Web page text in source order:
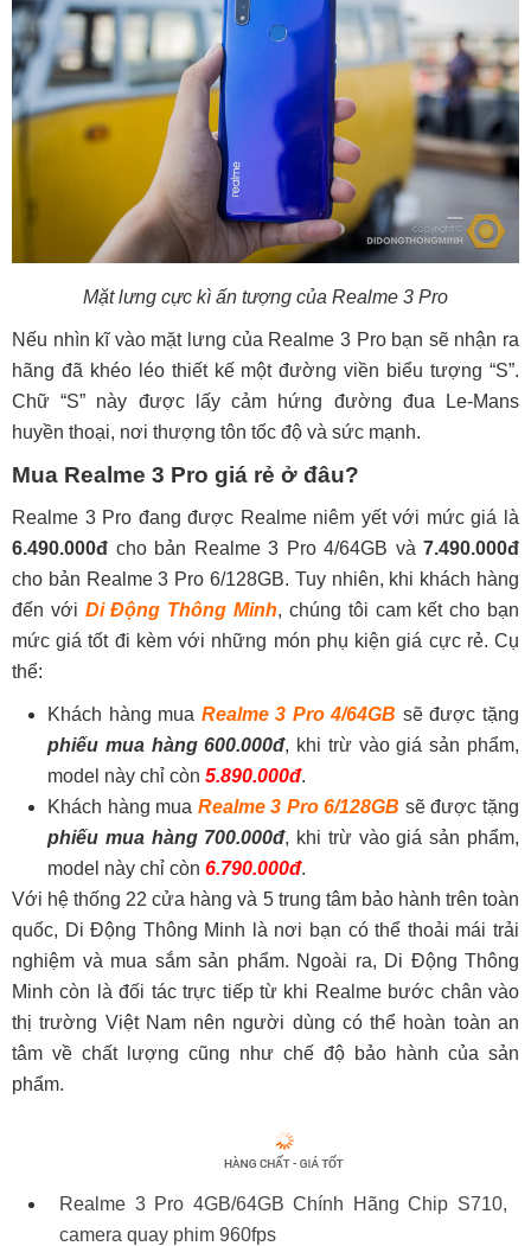
Mặt lưng cực kì ấn tượng của Realme 3 Pro
Nếu nhìn kĩ vào mặt lưng của Realme 3 Pro bạn sẽ nhận ra
hãng đã khéo léo thiết kế một đường viền biểu tượng “S”.
Chữ “S” này được lấy cảm hứng đường đua Le-Mans
huyền thoại, nơi thượng tôn tốc độ và sức mạnh.
Mua Realme 3 Pro giá rẻ ở đâu?
Realme 3 Pro đang được Realme niêm yết với mức giá là
6.490.000đ cho bản Realme 3 Pro 4/64GB và 7.490.000đ
cho bản Realme 3 Pro 6/128GB. Tuy nhiên, khi khách hàng
đến với Di Động Thông Minh, chúng tôi cam kết cho bạn
mức giá tốt đi kèm với những món phụ kiện giá cực rẻ. Cụ
thể:
Khách hàng mua Realme 3 Pro 4/64GB sẽ được tặng
phiếu mua hàng 600.000đ, khi trừ vào giá sản phẩm,
model này chỉ còn 5.890.000đ.
Khách hàng mua Realme 3 Pro 6/128GB sẽ được tặng
phiếu mua hàng 700.000đ, khi trừ vào giá sản phẩm,
model này chỉ còn 6.790.000đ.
Với hệ thống 22 cửa hàng và 5 trung tâm bảo hành trên toàn
quốc, Di Động Thông Minh là nơi bạn có thể thoải mái trải
nghiệm và mua sắm sản phẩm. Ngoài ra, Di Động Thông
Minh còn là đối tác trực tiếp từ khi Realme bước chân vào
thị trường Việt Nam nên người dùng có thể hoàn toàn an
tâm về chất lượng cũng như chế độ bảo hành của sản
phẩm.
Realme 3 Pro 4GB/64GB Chính Hãng Chip S710,
camera quay phim 960fps